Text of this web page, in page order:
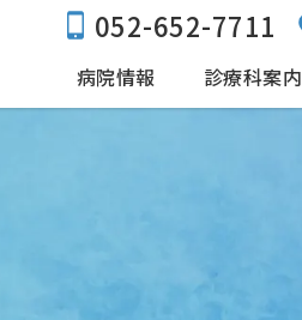
052-652-7711
病院情報 診療科案内